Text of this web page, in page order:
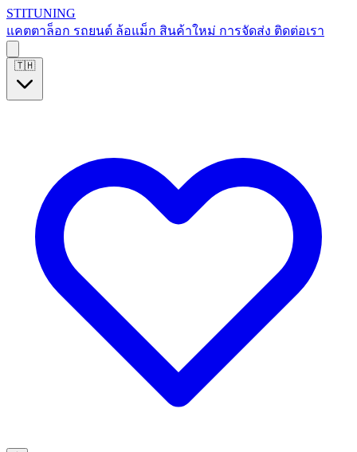
STITUNING
แคตตาล็อก รถยนต์ ล้อแม็ก สินค้าใหม่ การจัดส่ง ติดต่อเรา
🇹🇭